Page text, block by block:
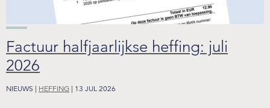
Factuur halfjaarlijkse heffing: juli
2026
NIEUWS | HEFFING | 13 JUL 2026